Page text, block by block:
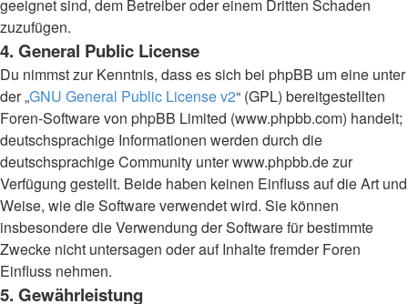
geeignet sind, dem Betreiber oder einem Dritten Schaden
zuzufügen.
4. General Public License
Du nimmst zur Kenntnis, dass es sich bei phpBB um eine unter
der „GNU General Public License v2“ (GPL) bereitgestellten
Foren-Software von phpBB Limited (www.phpbb.com) handelt;
deutschsprachige Informationen werden durch die
deutschsprachige Community unter www.phpbb.de zur
Verfügung gestellt. Beide haben keinen Einfluss auf die Art und
Weise, wie die Software verwendet wird. Sie können
insbesondere die Verwendung der Software für bestimmte
Zwecke nicht untersagen oder auf Inhalte fremder Foren
Einfluss nehmen.
5. Gewährleistung